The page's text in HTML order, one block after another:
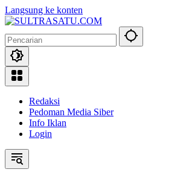
Langsung ke konten
Redaksi
Pedoman Media Siber
Info Iklan
Login